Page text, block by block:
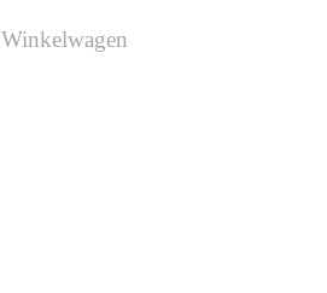
Winkelwagen